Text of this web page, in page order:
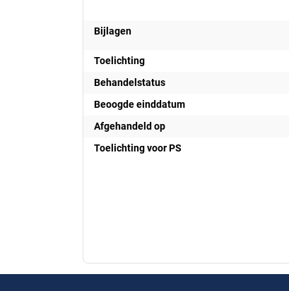
Bijlagen
Toelichting
Behandelstatus
Beoogde einddatum
Afgehandeld op
Toelichting voor PS